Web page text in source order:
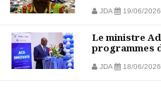
JDA 19/06/2026
Le ministre
programmes
JDA 18/06/2026